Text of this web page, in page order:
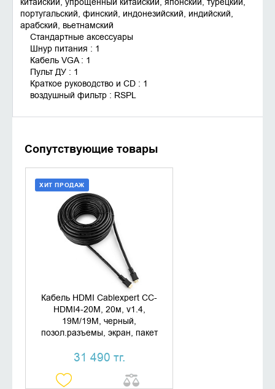
португальский, финский, индонезийский, индийский,
арабский, вьетнамский
Стандартные аксессуары
Шнур питания : 1
Кабель VGA : 1
Пульт ДУ : 1
Краткое руководство и CD : 1
воздушный фильтр : RSPL
Сопутствующие товары
Кабель HDMI Cablexpert CC-
HDMI4-20M, 20м, v1.4,
19M/19M, черный,
позол.разъемы, экран, пакет
31 490 тг.
ХИТ ПРОДАЖ
ДОБАВИТЬ В КОРЗИНУ
КУПИТЬ В 1 КЛИК